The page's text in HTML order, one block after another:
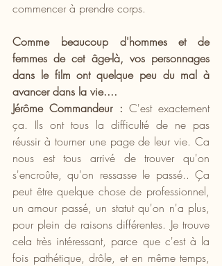
commencer à prendre corps.
Comme beaucoup d'hommes et de
femmes de cet âge-là, vos personnages
dans le film ont quelque peu du mal à
avancer dans la vie....
Jérôme Commandeur : C'est exactement
ça. Ils ont tous la difficulté de ne pas
réussir à tourner une page de leur vie. Ca
nous est tous arrivé de trouver qu'on
s'encroûte, qu'on ressasse le passé.. Ça
peut être quelque chose de professionnel,
un amour passé, un statut qu'on n'a plus,
pour plein de raisons différentes. Je trouve
cela très intéressant, parce que c'est à la
fois pathétique, drôle, et en même temps,